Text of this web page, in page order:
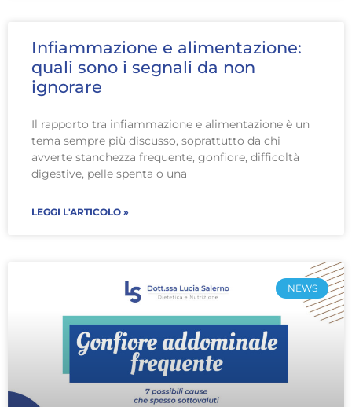
Infiammazione e alimentazione:
quali sono i segnali da non
ignorare
Il rapporto tra infiammazione e alimentazione è un
tema sempre più discusso, soprattutto da chi
avverte stanchezza frequente, gonfiore, difficoltà
digestive, pelle spenta o una
LEGGI L'ARTICOLO »
NEWS